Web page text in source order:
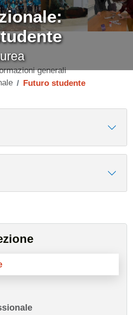
generali
Futuro studente